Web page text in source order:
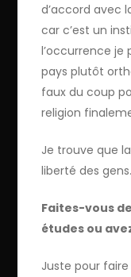
d’accord avec
car c’est un
l’occurrence je
pays plutôt
faux du coup
religion
Je trouve que
liberté des gens.
Faites-vous
études ou
Juste pour